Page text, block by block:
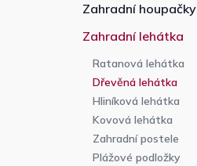
Zahradní houpačky
Zahradní lehátka
Ratanová lehátka
Dřevěná lehátka
Hliníková lehátka
Kovová lehátka
Zahradní postele
Plážové podložky